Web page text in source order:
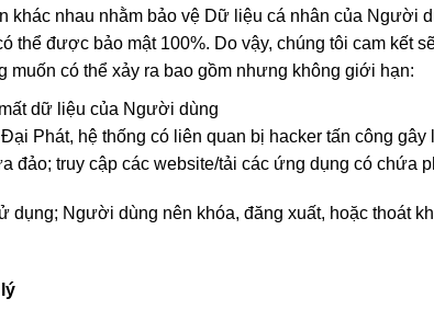
nhau nhằm bảo vệ Dữ liệu cá nhân của Người
thể được bảo mật 100%. Do vậy, chúng tôi cam kết
có thể xảy ra bao gồm nhưng không giới hạn:
dữ liệu của Người dùng
Phát, hệ thống có liên quan bị hacker tấn công gây
truy cập các website/tải các ứng dụng có chứa
Người dùng nên khóa, đăng xuất, hoặc thoát